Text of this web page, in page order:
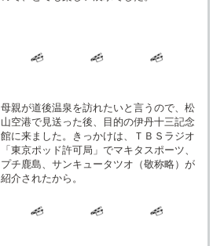
母親が道後温泉を訪れたいと言うので、松
山空港で見送った後、目的の伊丹十三記念
館に来ました。きっかけは、ＴＢＳラジオ
「東京ポッド許可局」でマキタスポーツ、
プチ鹿島、サンキュータツオ（敬称略）が
紹介されたから。